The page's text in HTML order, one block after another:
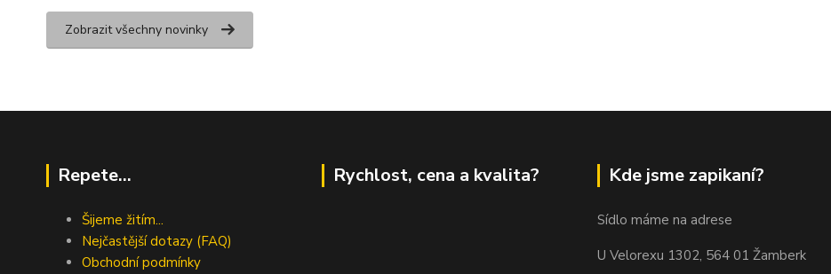
Zobrazit všechny novinky
Repete...
Šijeme žitím...
Nejčastější dotazy (FAQ)
Obchodní podmínky
Rychlost, cena a kvalita? Kde jsme zapikaní?
Sídlo máme na adrese
U Velorexu 1302, 564 01 Žamberk